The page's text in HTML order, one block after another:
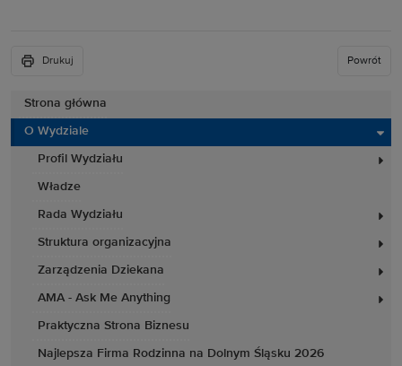
Strona główna
O Wydziale
Profil Wydziału
Władze
Rada Wydziału
Struktura organizacyjna
Zarządzenia Dziekana
AMA - Ask Me Anything
Praktyczna Strona Biznesu
Najlepsza Firma Rodzinna na Dolnym Śląsku 2026
Drukuj Powrót